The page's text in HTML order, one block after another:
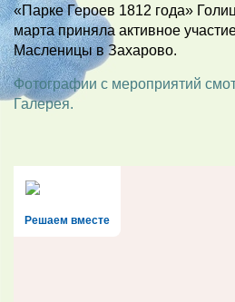
«Парке Героев 1812 года»
марта приняла активное
Масленицы в Захарово.
Фотографии с мероприятий
Галерея.
Решаем вместе